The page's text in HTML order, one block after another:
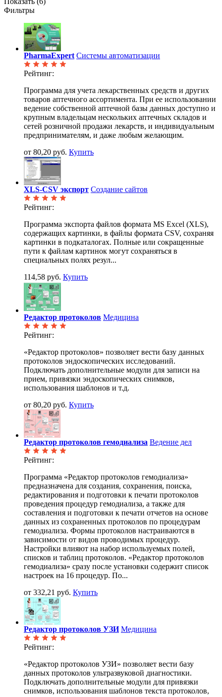
Фильтры
PharmaExpert Системы автоматизации
Рейтинг:
Программа для учета лекарственных средств и других
товаров аптечного ассортимента. При ее использовании
ведение собственной аптечной базы данных доступно и
крупным владельцам нескольких аптечных складов и
сетей розничной продажи лекарств, и индивидуальным
предпринимателям, и даже любым желающим.
от 80,20 руб. Купить
XLS-CSV экспорт Создание сайтов
Рейтинг:
Программа экспорта файлов формата MS Excel (XLS),
содержащих картинки, в файлы формата CSV, сохраняя
картинки в подкаталогах. Полные или сокращенные
пути к файлам картинок могут сохраняться в
специальных полях резул...
114,58 руб. Купить
Редактор протоколов Медицина
Рейтинг:
«Редактор протоколов» позволяет вести базу данных
протоколов эндоскопических исследований.
Подключать дополнительные модули для записи на
прием, привязки эндоскопических снимков,
использования шаблонов и т.д.
от 80,20 руб. Купить
Редактор протоколов гемодиализа Ведение дел
Рейтинг:
Программа «Редактор протоколов гемодиализа»
предназначена для создания, сохранения, поиска,
редактирования и подготовки к печати протоколов
проведения процедур гемодиализа, а также для
составления и подготовки к печати отчетов на основе
данных из сохраненных протоколов по процедурам
гемодиализа. Формы протоколов настраиваются в
зависимости от видов проводимых процедур.
Настройки влияют на набор используемых полей,
списков и таблиц протоколов. «Редактор протоколов
гемодиализа» сразу после установки содержит список
настроек на 16 процедур. По...
от 332,21 руб. Купить
Редактор протоколов УЗИ Медицина
Рейтинг:
«Редактор протоколов УЗИ» позволяет вести базу
данных протоколов ультразвуковой диагностики.
Подключать дополнительные модули для привязки
снимков, использования шаблонов текста протоколов,